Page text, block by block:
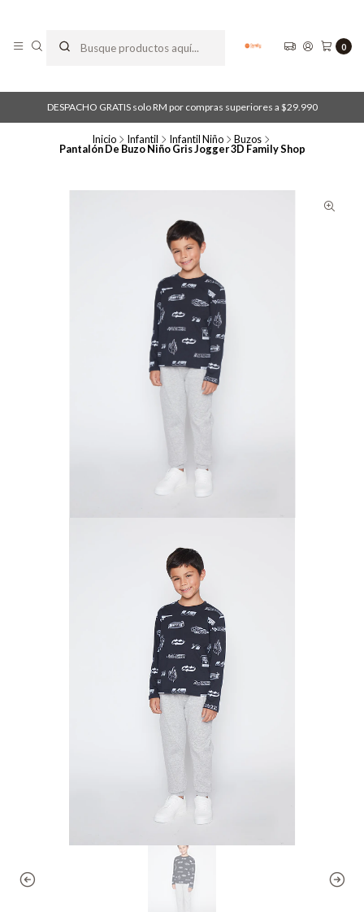
0
DESPACHO GRATIS solo RM por compras superiores a $29.990
Inicio Infantil Infantil Niño Buzos
Pantalón De Buzo Niño Gris Jogger 3D Family Shop